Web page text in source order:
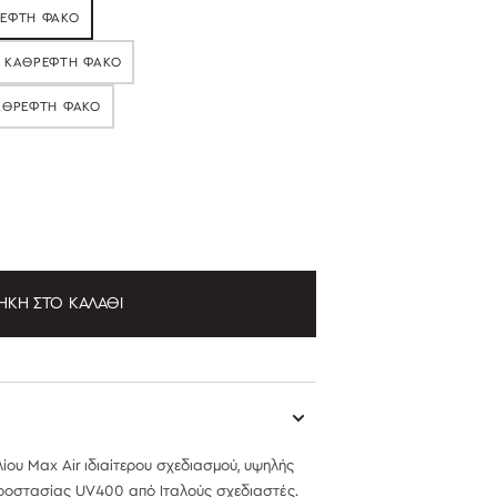
ΦΑΚΌ
ΚΑΘΡΈΦΤΗ ΦΑΚΌ
ΦΑΚΌ
ΣΤΟ ΚΑΛΆΘΙ
Max Airιδιαίτερου σχεδιασμού, υψηλής
UV400 από Ιταλούς σχεδιαστές.